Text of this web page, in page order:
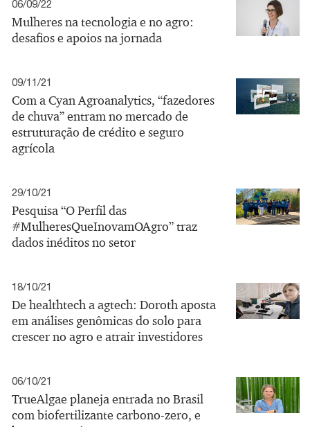
06/09/22
Mulheres na tecnologia e no agro:
desafios e apoios na jornada
09/11/21
Com a Cyan Agroanalytics, “fazedores
de chuva” entram no mercado de
estruturação de crédito e seguro
agrícola
29/10/21
Pesquisa “O Perfil das
#MulheresQueInovamOAgro” traz
dados inéditos no setor
18/10/21
De healthtech a agtech: Doroth aposta
em análises genômicas do solo para
crescer no agro e atrair investidores
06/10/21
TrueAlgae planeja entrada no Brasil
com biofertilizante carbono-zero, e